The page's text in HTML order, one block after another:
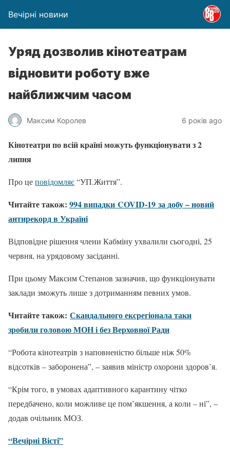
Вечірні новини
Уряд дозволив кінотеатрам
відновити роботу вже
найближчим часом
Максим Королев 6 років ago
Кінотеатри по всій країні можуть функціонувати з 2
липня
Про цеповідомляє“УП.Життя”.
Читайте також: 994 випадки COVID-19 за добу – новий
антирекорд в Україні
Відповідне рішення члени Кабміну ухвалили сьогодні, 25
червня, на урядовому засіданні.
При цьому Максим Степанов зазначив, що функціонувати
заклади зможуть лише з дотриманням певних умов.
Читайте також: Скандального ексрегіонала таки
зробили головою МОН і без Верховної Ради
“Робота кінотеатрів з наповненістю більше ніж 50%
відсотків – заборонена”, – заявив міністр охорони здоров’я.
“Крім того, в умовах адаптивного карантину чітко
передбачено, коли можливе це пом’якшення, а коли – ні”, –
додав очільник МОЗ.
“Вечірні Вісті”